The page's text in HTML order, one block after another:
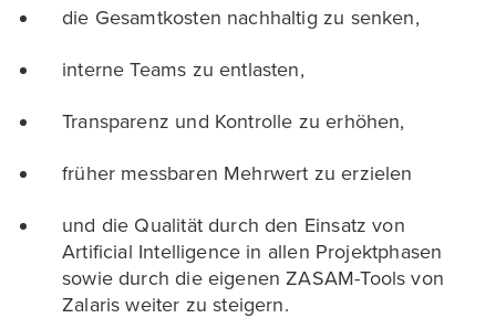
die Gesamtkosten nachhaltig zu senken,
interne Teams zu entlasten,
Transparenz und Kontrolle zu erhöhen,
früher messbaren Mehrwert zu erzielen
und die Qualität durch den Einsatz von
Artificial Intelligence in allen Projektphasen
sowie durch die eigenen ZASAM-Tools von
Zalaris weiter zu steigern.